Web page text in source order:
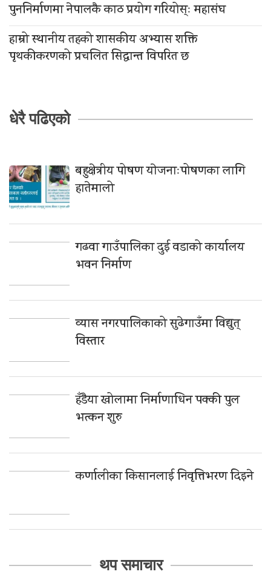
पुननिर्माणमा नेपालकै काठ प्रयोग गरियोस्ः महासंघ
हाम्रो स्थानीय तहको शासकीय अभ्यास शक्ति
पृथकीकरणको प्रचलित सिद्धान्त विपरित छ
धेरै पढिएको
बहुक्षेत्रीय पोषण याेजनाःपोषणका लागि
हातेमालो
गढवा गाउँपालिका दुई वडाको कार्यालय
भवन निर्माण
व्यास नगरपालिकाको सुढेगाउँमा विद्युत्
विस्तार
हँडैया खोलामा निर्माणाधिन पक्की पुल
भत्कन शुरु
कर्णालीका किसानलाई निवृत्तिभरण दिइने
थप समाचार